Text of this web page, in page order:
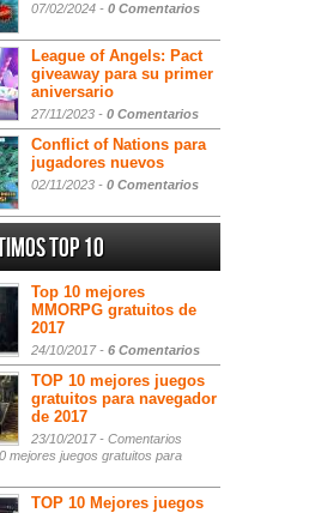
07/02/2024 - 0 Comentarios
League of Angels: Pact
giveaway para su primer
aniversario
27/11/2023 - 0 Comentarios
Conflict of Nations para
jugadores nuevos
02/11/2023 - 0 Comentarios
Top 10
Top 10 mejores
MMORPG gratuitos de
2017
24/10/2017 - 6 Comentarios
TOP 10 mejores juegos
gratuitos para navegador
de 2017
23/10/2017 - Comentarios
mejores juegos gratuitos para
TOP 10 Mejores juegos